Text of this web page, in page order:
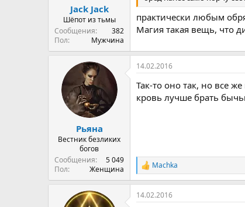
Jack Jack
Шёпот из тьмы
Сообщения
382
Пол
Мужчина
практически любым
Магия такая вещь, что
Рьяна
Вестник безликих
богов
Сообщения
5 049
Пол
Женщина
14.02.2016
Так-то оно так, но все
кровь лучше брать
Р
е
а
к
Machka
14.02.2016